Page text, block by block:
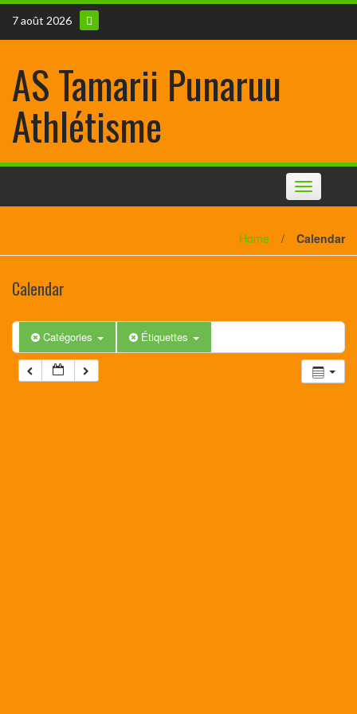
7 août 2026
AS Tamarii Punaruu
Athlétisme
Toggle
navigation
Home / Calendar
Calendar
Catégories Étiquettes